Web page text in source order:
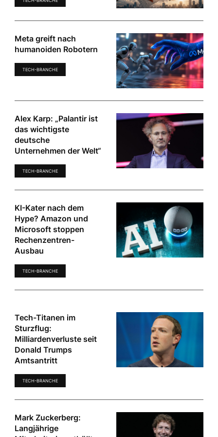
Meta greift nach
humanoiden Robotern
TECH-BRANCHE
Alex Karp: „Palantir ist
das wichtigste
deutsche
Unternehmen der Welt“
TECH-BRANCHE
KI-Kater nach dem
Hype? Amazon und
Microsoft stoppen
Rechenzentren-
Ausbau
TECH-BRANCHE
Tech-Titanen im
Sturzflug:
Milliardenverluste seit
Donald Trumps
Amtsantritt
TECH-BRANCHE
Mark Zuckerberg:
Langjährige